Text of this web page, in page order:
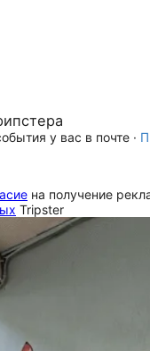
у вас в почте ·
на получение
Tripster